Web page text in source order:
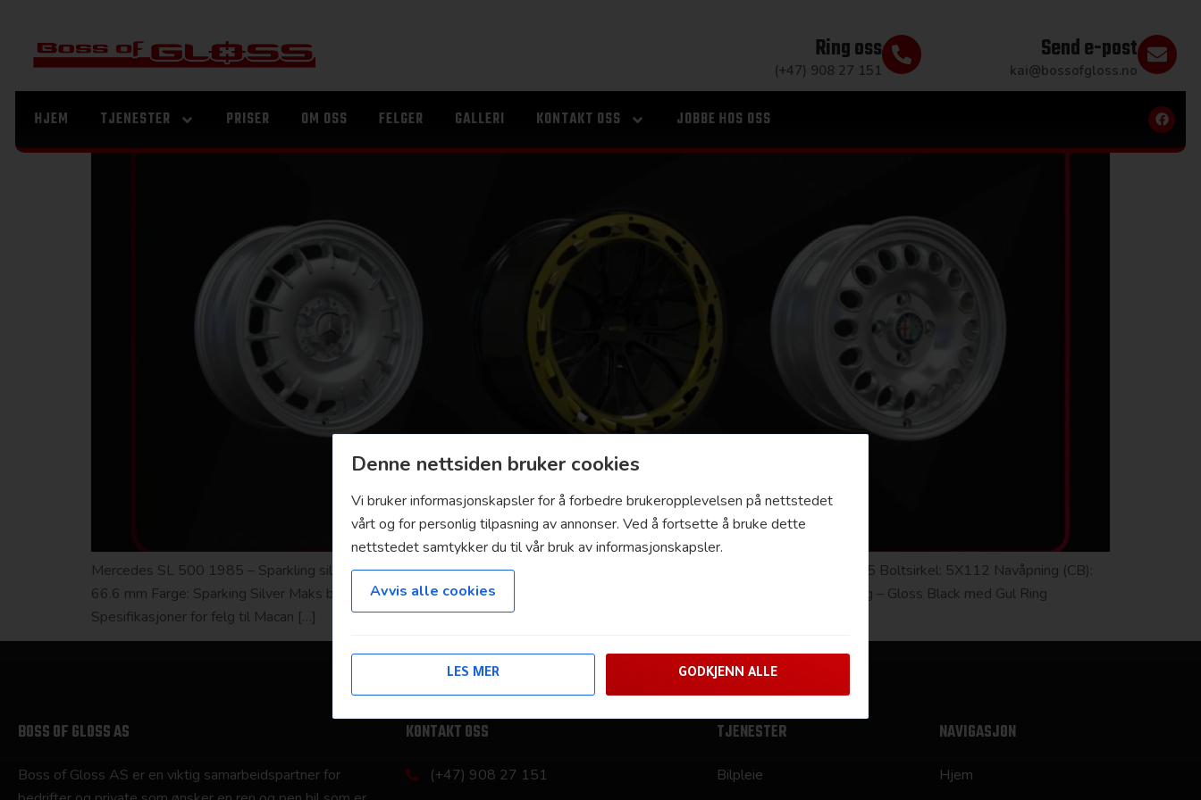
Ring oss
(+47) 908 27 151
Send e-post
kai@bossofgloss.no
HJEM TJENESTER PRISER OM OSS FELGER GALLERI KONTAKT OSS JOBBE HOS OSS
Ukens design fra KITE Wheels
Mercedes SL 500 1985 – Sparkling silver Spesifikasjoner for felgen til Mercedes SL 500: Størrelse: 17×7.0 Innpress (ET): 25 Boltsirkel: 5X112 Navåpning (CB):
66.6 mm Farge: Sparking Silver Maks belastning: 850 kg Vekt: 11.2 kg KITE Forged Custom -MB SL 500. Macan Electric Felg – Gloss Black med Gul Ring
Spesifikasjoner for felg til Macan […]
BOSS OF GLOSS AS
Boss of Gloss AS er en viktig samarbeidspartner for
KONTAKT OSS
(+47) 908 27 151
TJENESTER
Bilpleie
NAVIGASJON
Hjem
Denne nettsiden bruker cookies
Vi bruker informasjonskapsler for å forbedre brukeropplevelsen på nettstedet
vårt og for personlig tilpasning av annonser. Ved å fortsette å bruke dette
nettstedet samtykker du til vår bruk av informasjonskapsler.
Avvis alle cookies
LES MER GODKJENN ALLE